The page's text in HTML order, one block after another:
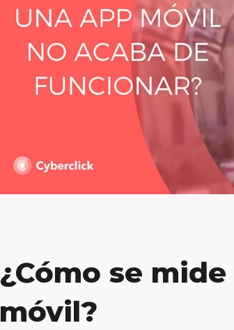
¿Cómo se
móvil?